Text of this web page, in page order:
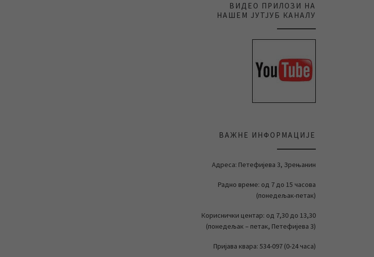
ВИДЕО ПРИЛОЗИ НА
НАШЕМ ЈУТЈУБ КАНАЛУ
ВАЖНЕ ИНФОРМАЦИЈЕ
Адреса: Петефијева 3, Зрењанин
Радно време: од 7 до 15 часова
(понедељак-петак)
Кориснички центар: од 7,30 до 13,30
(понедељак – петак, Петефијева 3)
Пријава квара: 534-097 (0-24 часа)